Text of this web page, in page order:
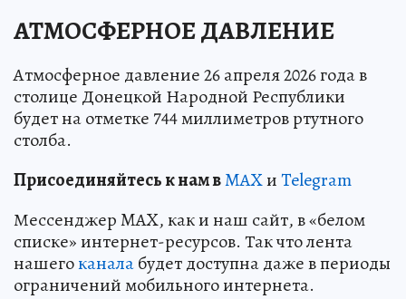
АТМОСФЕРНОЕ ДАВЛЕНИЕ
Атмосферное давление 26 апреля 2026 года в
столице Донецкой Народной Республики
будет на отметке 744 миллиметров ртутного
столба.
Присоединяйтесь к нам вMAXиTelegram
Мессенджер MAX, как и наш сайт, в «белом
списке» интернет-ресурсов. Так что лента
нашегоканалабудет доступна даже в периоды
ограничений мобильного интернета.